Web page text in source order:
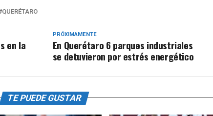
QUERÉTARO
PRÓXIMAMENTE
En Querétaro 6 parques industriales
se detuvieron por estrés energético
en la
TE PUEDE GUSTAR